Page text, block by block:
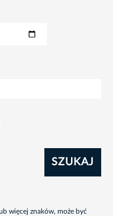
SZUKAJ
więcej znaków, może być